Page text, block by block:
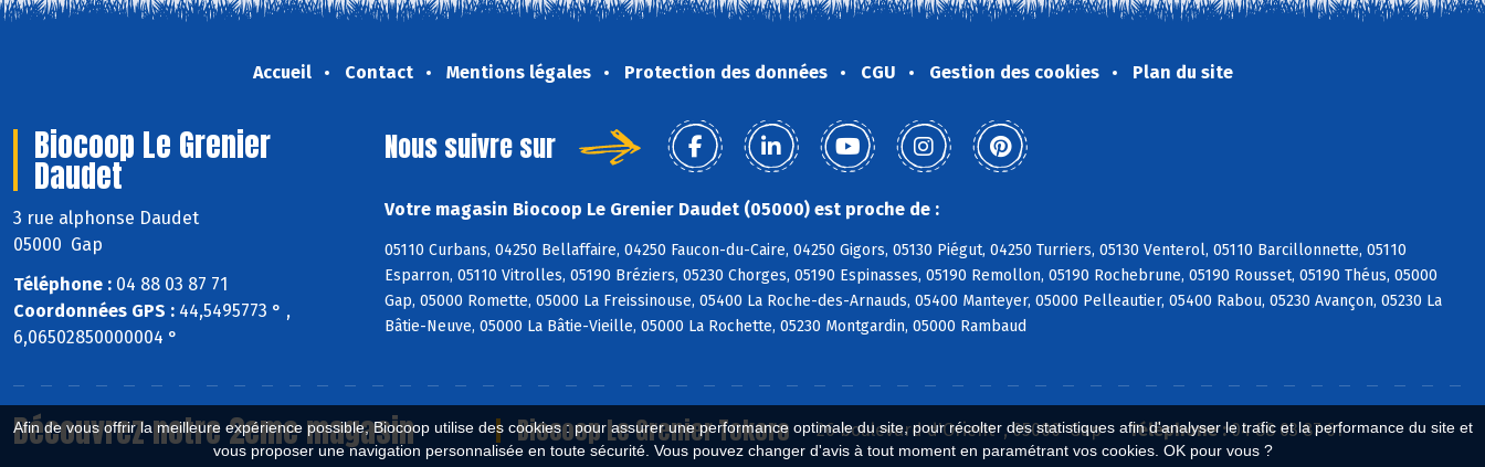
Afin de vous offrir la meilleure expérience possible, Biocoop utilise des cookies : pour assurer une performance optimale du site, pour récolter des statistiques afin d'analyser le trafic et la performance du site et
vous proposer une navigation personnalisée en toute sécurité. Vous pouvez changer d'avis à tout moment en paramétrant vos cookies. OK pour vous ?
Accueil Contact Mentions légales Protection des données CGU Gestion des cookies Plan du site
Biocoop Le Grenier
Daudet
3 rue alphonse Daudet
05000 Gap
Téléphone : 04 88 03 87 71
Coordonnées GPS : 44,5495773 ° ,
6,06502850000004 °
Nous suivre sur
Votre magasin Biocoop Le Grenier Daudet (05000) est proche de :
05110 Curbans, 04250 Bellaffaire, 04250 Faucon-du-Caire, 04250 Gigors, 05130 Piégut, 04250 Turriers, 05130 Venterol, 05110 Barcillonnette, 05110
Esparron, 05110 Vitrolles, 05190 Bréziers, 05230 Chorges, 05190 Espinasses, 05190 Remollon, 05190 Rochebrune, 05190 Rousset, 05190 Théus, 05000
Gap, 05000 Romette, 05000 La Freissinouse, 05400 La Roche-des-Arnauds, 05400 Manteyer, 05000 Pelleautier, 05400 Rabou, 05230 Avançon, 05230 La
Bâtie-Neuve, 05000 La Bâtie-Vieille, 05000 La Rochette, 05230 Montgardin, 05000 Rambaud
Découvrez notre 2eme magasin Biocoop Le Grenier Tokoro 26 boulevard d'Orient , 05000 Gap Téléphone :04 88 03 87 61